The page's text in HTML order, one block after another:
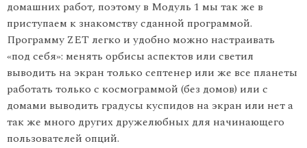
домашних работ, поэтому в Модуль 1 мы так же в
приступаем к знакомству сданной программой.
Программу ZEТ легко и удобно можно настраивать
«под себя»: менять орбисы аспектов или светил
выводить на экран только септенер или же все планеты
работать только с космограммой (без домов) или с
домами выводить градусы куспидов на экран или нет а
так же много других дружелюбных для начинающего
пользователей опций.